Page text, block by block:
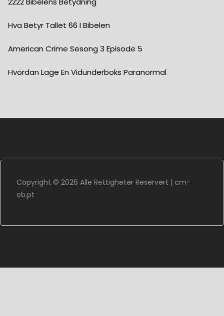
Hva Betyr Tallet 66 I Bibelen
American Crime Sesong 3 Episode 5
Hvordan Lage En Vidunderboks Paranormal
Copyright © 2026 Alle Rettigheter Reservert | cm-
ob.pt